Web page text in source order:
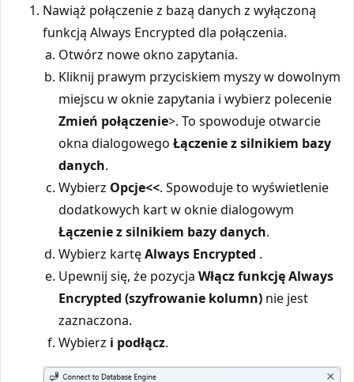
Nawiąż połączenie z bazą danych z wyłączoną
funkcją Always Encrypted dla połączenia.
Otwórz nowe okno zapytania.
Kliknij prawym przyciskiem myszy w dowolnym
miejscu w oknie zapytania i wybierz polecenie
Zmień połączenie>. To spowoduje otwarcie
okna dialogowego Łączenie z silnikiem bazy
danych.
Wybierz Opcje<<. Spowoduje to wyświetlenie
dodatkowych kart w oknie dialogowym
Łączenie z silnikiem bazy danych.
Wybierz kartęAlways Encrypted .
Upewnij się, że pozycja Włącz funkcję Always
Encrypted (szyfrowanie kolumn) nie jest
zaznaczona.
Wybierz i podłącz.